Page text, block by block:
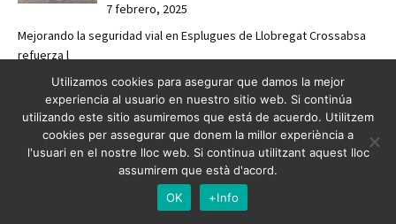
7 febrero, 2025
Mejorando la seguridad vial en Esplugues de Llobregat Crossabsa
refuerza l
Crossbasa refuerza la seguridad vial
junto a la Diputación de Barcelona
7 febrero, 2025
Crossabsa refuerza la seguridad vial junto a la Diputación de
Utilizamos cookies para asegurar que damos la mejor
experiencia al usuario en nuestro sitio web. Si continúa
utilizando este sitio asumiremos que está de acuerdo. Utilitzem
cookies per assegurar que donem la millor experiència a
l'usuari en el nostre lloc web. Si continua utilitzant aquest lloc
assumirem que està d'acord.
OK
+Info